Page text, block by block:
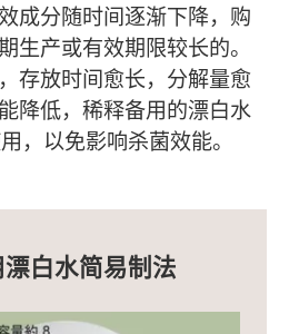
成分随时间逐渐下降，购
生产或有效期限较长的。
存放时间愈长，分解量愈
降低，稀释备用的漂白水
，以免影响杀菌效能。
白水简易制法